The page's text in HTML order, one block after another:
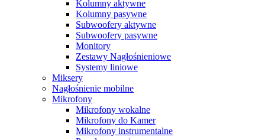
Kolumny aktywne
Kolumny pasywne
Subwoofery aktywne
Subwoofery pasywne
Monitory
Zestawy Nagłośnieniowe
Systemy liniowe
Miksery
Nagłośnienie mobilne
Mikrofony
Mikrofony wokalne
Mikrofony do Kamer
Mikrofony instrumentalne